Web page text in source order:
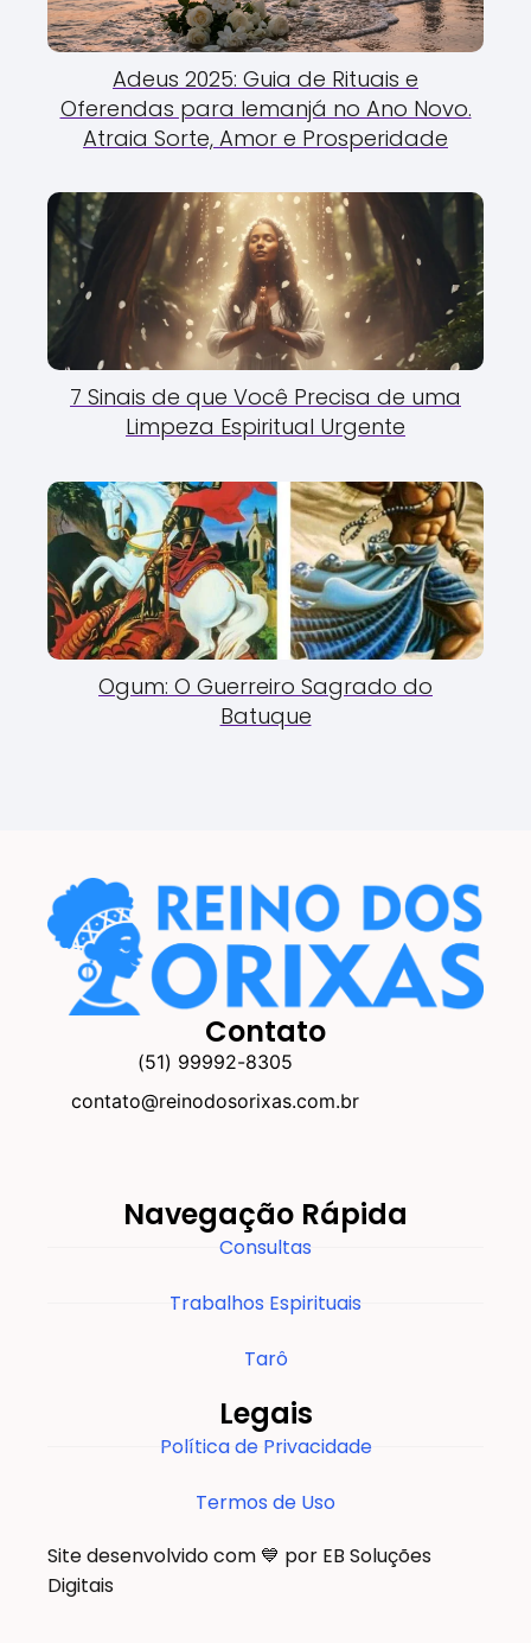
Adeus 2025: Guia de Rituais e
Oferendas para Iemanjá no Ano Novo.
Atraia Sorte, Amor e Prosperidade
7 Sinais de que Você Precisa de uma
Limpeza Espiritual Urgente
Ogum: O Guerreiro Sagrado do
Batuque
Contato
(51) 99992-8305
contato@reinodosorixas.com.br
Navegação Rápida
Consultas
Trabalhos Espirituais
Tarô
Legais
Política de Privacidade
Termos de Uso
Site desenvolvido com 💙 por EB Soluções
Digitais